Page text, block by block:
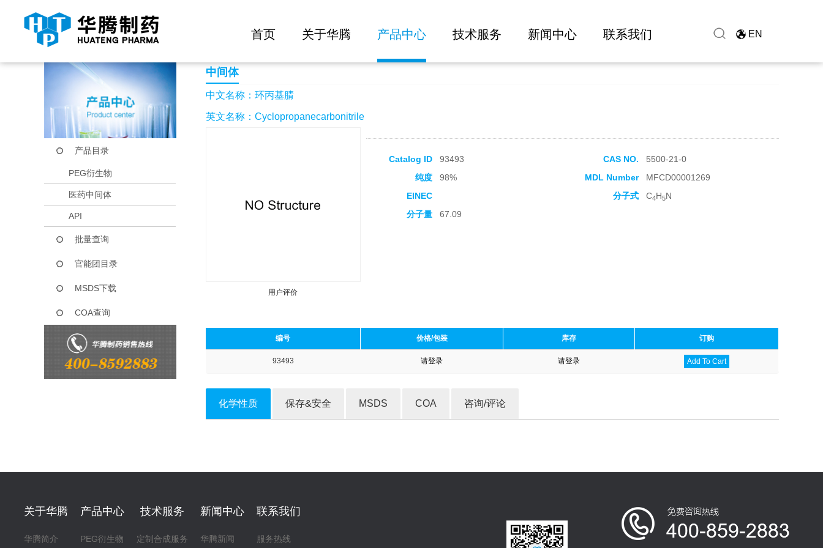
首页 关于华腾 产品中心 技术服务 新闻中心 联系我们 EN
当前位置： 首页 产品中心
产品目录
PEG衍生物
医药中间体
API
批量查询
官能团目录
MSDS下载
COA查询
中间体
中文名称：环丙基腈
英文名称：Cyclopropanecarbonitrile
用户评价
Catalog ID 93493 CAS NO.
5500-21-0
纯度
98% MDL Number
MFCD00001269
EINEC
分子式 C4H5N
分子量
67.09
编号 价格/包装 库存 订购
93493 请登录 请登录 Add To Cart
化学性质 保存&安全 MSDS COA 咨询/评论
关于华腾
华腾简介
产品中心
PEG衍生物
技术服务
定制合成服务
新闻中心
华腾新闻
联系我们
服务热线